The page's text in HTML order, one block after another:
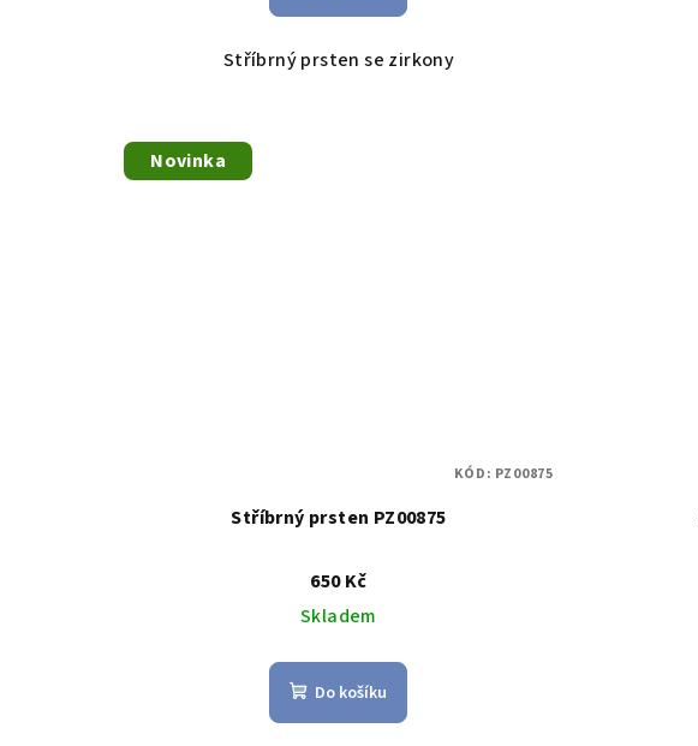
Stříbrný prsten se zirkony
Novinka
Stříbrný prsten PZ00875
650 Kč
Skladem
Do košíku
KÓD: PZ00875